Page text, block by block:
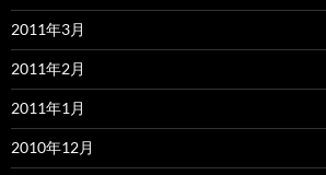
2011年3月
2011年2月
2011年1月
2010年12月